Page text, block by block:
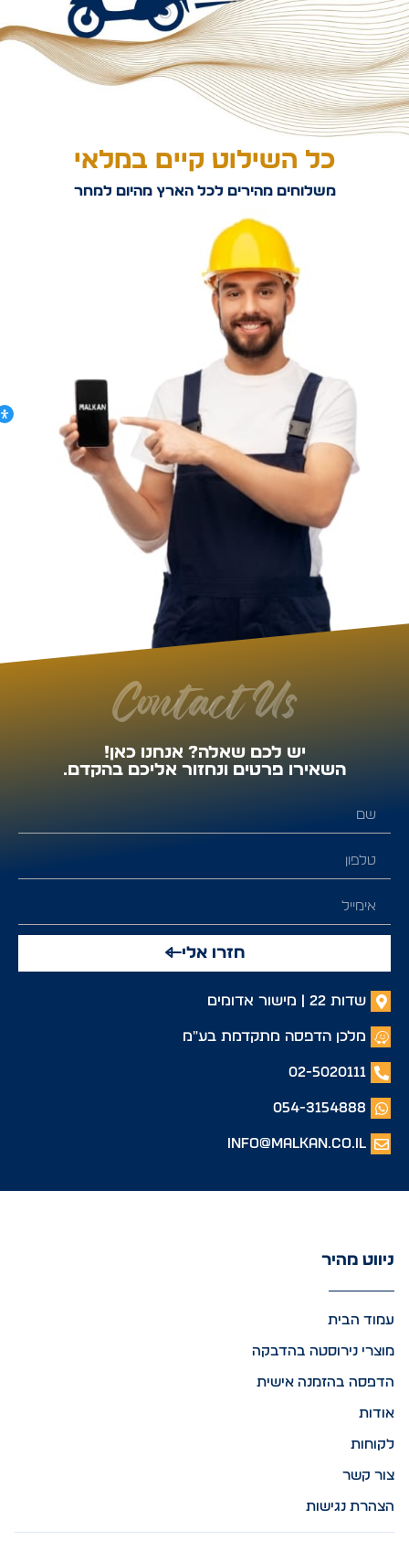
כל השילוט קיים במלאי
משלוחים מהירים לכל הארץ מהיום למחר
Contact Us
יש לכם שאלה? אנחנו כאן!
השאירו פרטים ונחזור אליכם בהקדם.
חזרו אלי
שדות 22 | מישור אדומים
מלכן הדפסה מתקדמת בע"מ
02-5020111
054-3154888
info@malkan.co.il
ניווט מהיר
עמוד הבית
מוצרי נירוסטה בהדבקה
הדפסה בהזמנה אישית
אודות
לקוחות
צור קשר
הצהרת נגישות